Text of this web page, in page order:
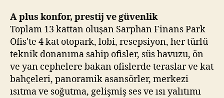
A plus konfor, prestij ve güvenlik
Toplam 13 kattan oluşan Sarphan Finans Park
Ofis'te 4 kat otopark, lobi, resepsiyon, her türlü
teknik donanıma sahip ofisler, süs havuzu, ön
ve yan cephelere bakan ofislerde teraslar ve kat
bahçeleri, panoramik asansörler, merkezi
ısıtma ve soğutma, gelişmiş ses ve ısı yalıtımı